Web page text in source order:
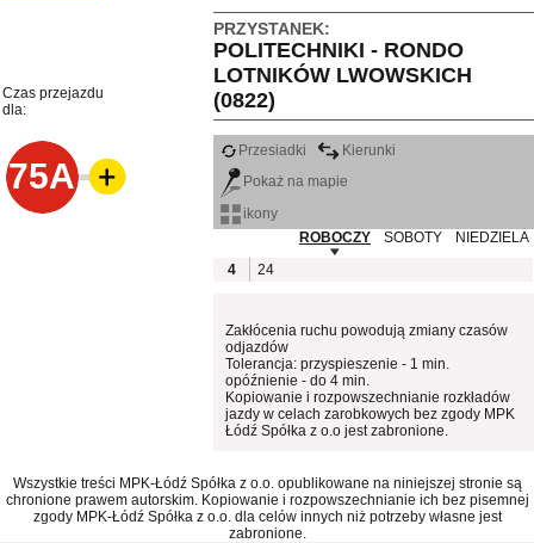
PRZYSTANEK:
POLITECHNIKI - RONDO
LOTNIKÓW LWOWSKICH
(0822)
Czas przejazdu
dla:
75A
Przesiadki
Kierunki
Pokaż na mapie
ikony
ROBOCZY
SOBOTY
NIEDZIELA
4
24
Zakłócenia ruchu powodują zmiany czasów
odjazdów
Tolerancja: przyspieszenie - 1 min.
opóźnienie - do 4 min.
Kopiowanie i rozpowszechnianie rozkładów
jazdy w celach zarobkowych bez zgody MPK
Łódź Spółka z o.o jest zabronione.
Wszystkie treści MPK-Łódź Spółka z o.o. opublikowane na niniejszej stronie są
chronione prawem autorskim. Kopiowanie i rozpowszechnianie ich bez pisemnej
zgody MPK-Łódź Spółka z o.o. dla celów innych niż potrzeby własne jest
zabronione.